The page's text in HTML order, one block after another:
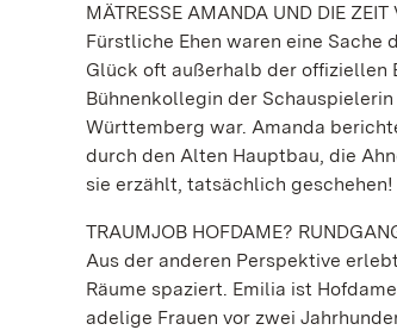
MÄTRESSE AMANDA UND DIE
Fürstliche Ehen waren eine
Glück oft außerhalb der offiziellen
Bühnenkollegin der
Württemberg war. Amanda
durch den Alten Hauptbau, die
sie erzählt, tatsächlich geschehen!
TRAUMJOB HOFDAME?
Aus der anderen Perspektive
Räume spaziert. Emilia ist
adelige Frauen vor zwei